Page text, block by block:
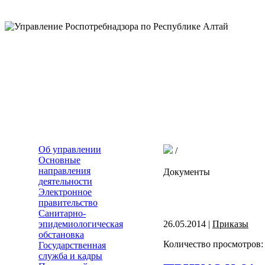
Об управлении
Основные
направления
деятельности
Электронное
правительство
Санитарно-
эпидемиологическая
обстановка
Государственная
служба и кадры
/
Документы
26.05.2014 | Приказы
Количество